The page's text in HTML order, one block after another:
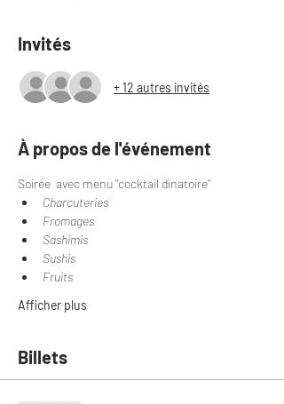
Invités
+ 12 autres invités
À propos de l'événement
Soirée  avec menu ''cocktail dinatoire''
Charcuteries
Fromages
Sashimis
Sushis
Fruits
Afficher plus
Billets